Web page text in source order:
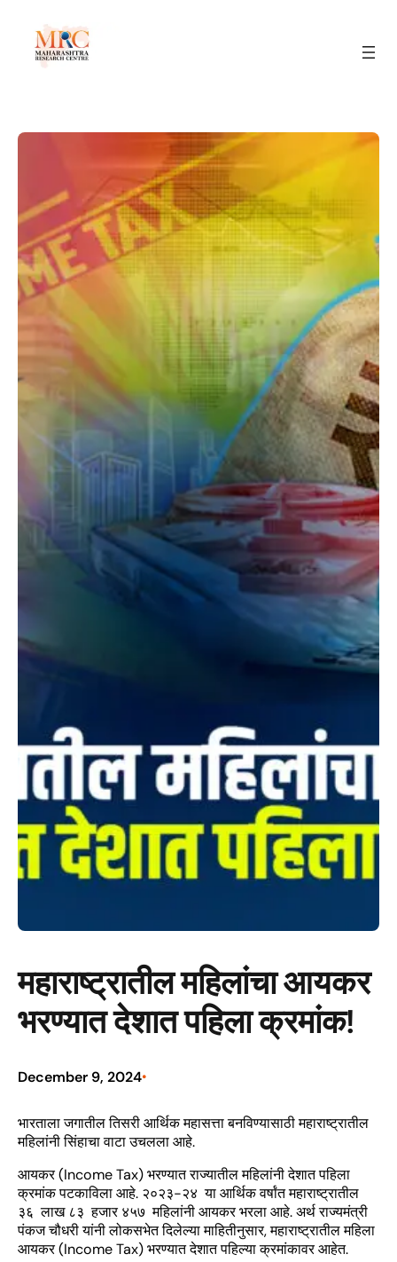
महाराष्ट्रातील महिलांचा आयकर
भरण्यात देशात पहिला क्रमांक!
December 9, 2024•
भारताला जगातील तिसरी आर्थिक महासत्ता बनविण्यासाठी महाराष्ट्रातील
महिलांनी सिंहाचा वाटा उचलला आहे.
आयकर (Income Tax) भरण्यात राज्यातील महिलांनी देशात पहिला
क्रमांक पटकाविला आहे. २०२३-२४ या आर्थिक वर्षांत महाराष्ट्रातील
३६ लाख ८३ हजार ४५७ महिलांनी आयकर भरला आहे. अर्थ राज्यमंत्री
पंकज चौधरी यांनी लोकसभेत दिलेल्या माहितीनुसार, महाराष्ट्रातील महिला
आयकर (Income Tax) भरण्यात देशात पहिल्या क्रमांकावर आहेत.